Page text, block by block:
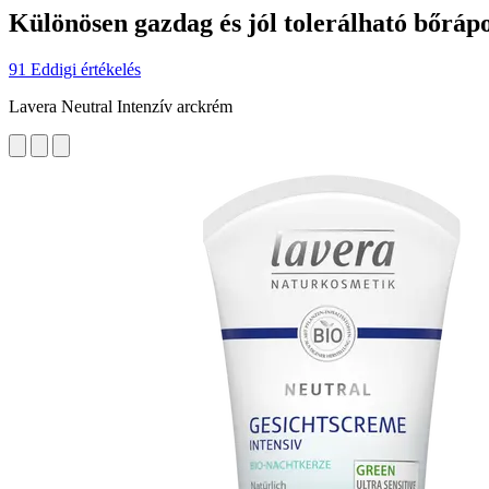
Különösen gazdag és jól tolerálható
91 Eddigi értékelés
Lavera Neutral Intenzív arckrém